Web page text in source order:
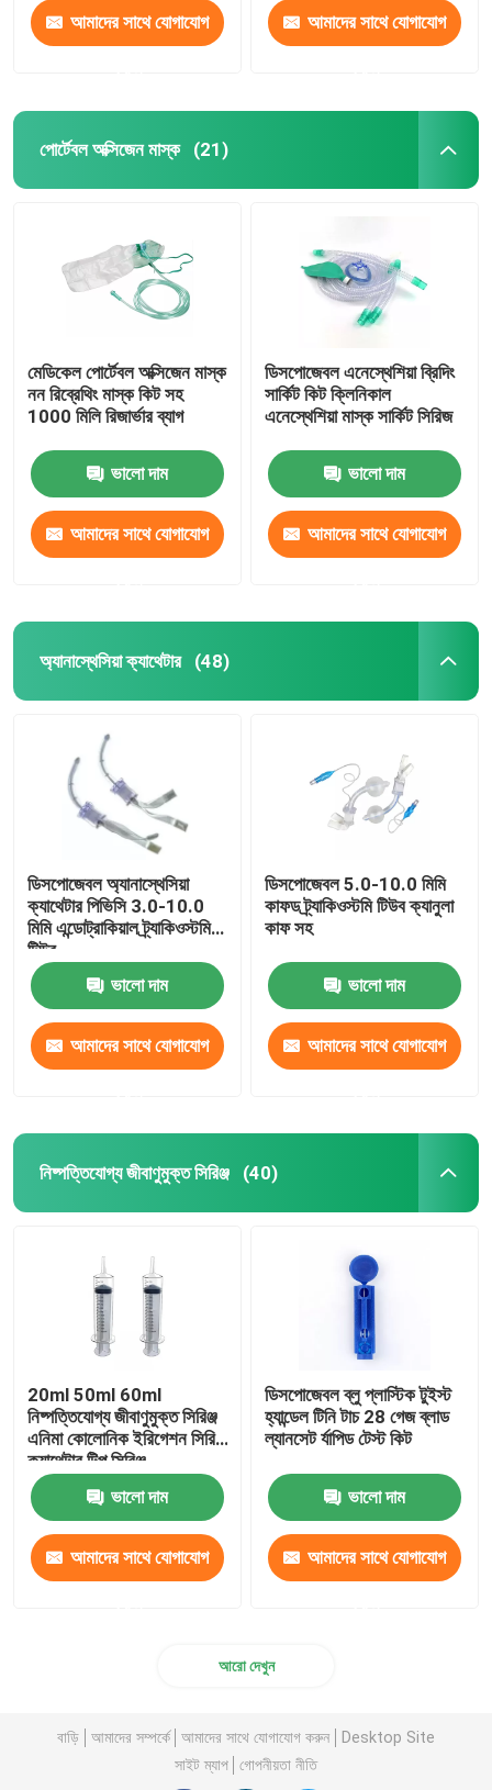
আমাদের সাথে যোগাযোগ আমাদের সাথে যোগাযোগ
পোর্টেবল অক্সিজেন মাস্ক (21)
মেডিকেল পোর্টেবল অক্সিজেন মাস্ক
নন রিব্রেথিং মাস্ক কিট সহ
1000 মিলি রিজার্ভার ব্যাগ
ভালো দাম
আমাদের সাথে যোগাযোগ
ডিসপোজেবল এনেস্থেশিয়া ব্রিদিং
সার্কিট কিট ক্লিনিকাল
এনেস্থেশিয়া মাস্ক সার্কিট সিরিজ
ভালো দাম
আমাদের সাথে যোগাযোগ
অ্যানাস্থেসিয়া ক্যাথেটার (48)
ডিসপোজেবল অ্যানাস্থেসিয়া
ক্যাথেটার পিভিসি 3.0-10.0
মিমি এন্ডোট্রাকিয়াল ট্র্যাকিওস্টমি
টিউব
ভালো দাম
আমাদের সাথে যোগাযোগ
ডিসপোজেবল 5.0-10.0 মিমি
কাফড ট্র্যাকিওস্টমি টিউব ক্যানুলা
কাফ সহ
ভালো দাম
আমাদের সাথে যোগাযোগ
নিষ্পত্তিযোগ্য জীবাণুমুক্ত সিরিঞ্জ (40)
20ml 50ml 60ml
নিষ্পত্তিযোগ্য জীবাণুমুক্ত সিরিঞ্জ
এনিমা কোলোনিক ইরিগেশন সিরিঞ্জ
ক্যাথেটার টিপ সিরিঞ্জ
ভালো দাম
আমাদের সাথে যোগাযোগ
ডিসপোজেবল ব্লু প্লাস্টিক টুইস্ট
হ্যান্ডেল টিনি টাচ 28 গেজ ব্লাড
ল্যানসেট র্যাপিড টেস্ট কিট
ভালো দাম
আমাদের সাথে যোগাযোগ
আরো দেখুন
বাড়ি আমাদের সম্পর্কে আমাদের সাথে যোগাযোগ করুন
Desktop Site
সাইট ম্যাপ
গোপনীয়তা নীতি